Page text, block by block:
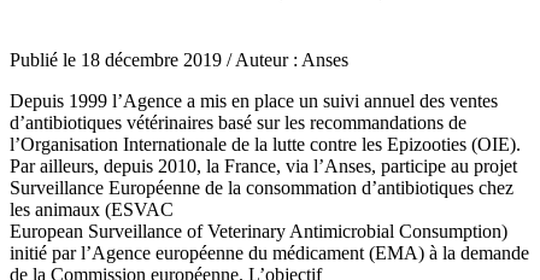
Publié le 18 décembre 2019 / Auteur : Anses
Depuis 1999 l’Agence a mis en place un suivi annuel des ventes
d’antibiotiques vétérinaires basé sur les recommandations de
l’Organisation Internationale de la lutte contre les Epizooties (OIE).
Par ailleurs, depuis 2010, la France, via l’Anses, participe au projet
Surveillance Européenne de la consommation d’antibiotiques chez
les animaux (ESVAC
European Surveillance of Veterinary Antimicrobial Consumption)
initié par l’Agence européenne du médicament (EMA) à la demande
de la Commission européenne. L’objectif